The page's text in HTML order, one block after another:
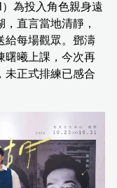
為投入角色親身遠
直言當地清靜，
給每場觀眾。鄧濤
曙曦上課，今次再
未正式排練已感合